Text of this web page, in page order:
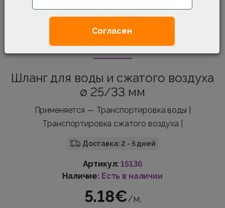
Шланг для воды и сжатого воздуха
ø 25/33 мм
Применяется — Транспортировка воды |
Транспортировка сжатого воздуха |
Доставка: 2 - 5 дней
Артикул: 15136
Наличие: Есть в наличии
5.18€/м.
Согласен